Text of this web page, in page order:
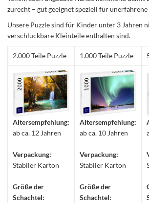
zurecht – gut geeignet speziell für unerfahrene
Unsere Puzzle sind für Kinder unter 3 Jahren
verschluckbare Kleinteile enthalten sind.
2.000 Teile Puzzle 1.000 Teile Puzzle
Altersempfehlung:
ab ca. 12 Jahren
Verpackung:
Stabiler Karton
Größe der
Schachtel:
Altersempfehlung:
ab ca. 10 Jahren
Verpackung:
Stabiler Karton
Größe der
Schachtel: